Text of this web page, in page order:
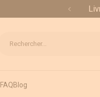
Rechercher...
FAQBlog